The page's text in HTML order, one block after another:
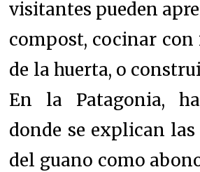
visitantes pueden
compost, cocinar con
de la huerta, o
En la Patagonia,
donde se explican las
del guano como